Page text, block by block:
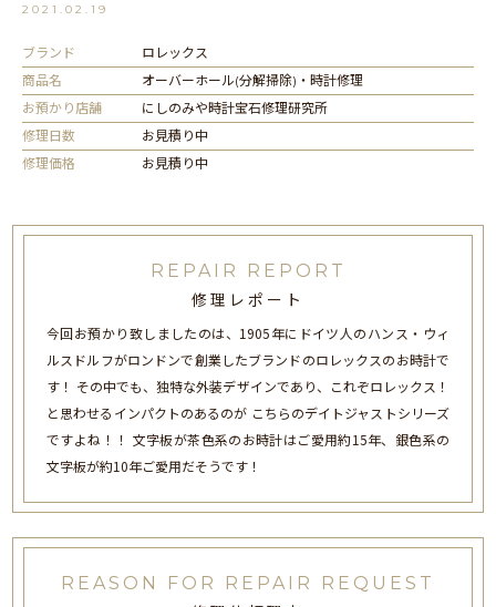
2021.02.19
ブランド
ロレックス
商品名
オーバーホール(分解掃除)・時計修理
お預かり店舗
にしのみや時計宝石修理研究所
修理日数
お見積り中
修理価格
お見積り中
REPAIR REPORT
修理レポート
今回お預かり致しましたのは、1905年にドイツ人のハンス・ウィ
ルスドルフがロンドンで創業したブランドのロレックスのお時計で
す！ その中でも、独特な外装デザインであり、これぞロレックス！
と思わせるインパクトのあるのが こちらのデイトジャストシリーズ
ですよね！！ 文字板が茶色系のお時計はご愛用約15年、銀色系の
文字板が約10年ご愛用だそうです！
REASON FOR REPAIR REQUEST